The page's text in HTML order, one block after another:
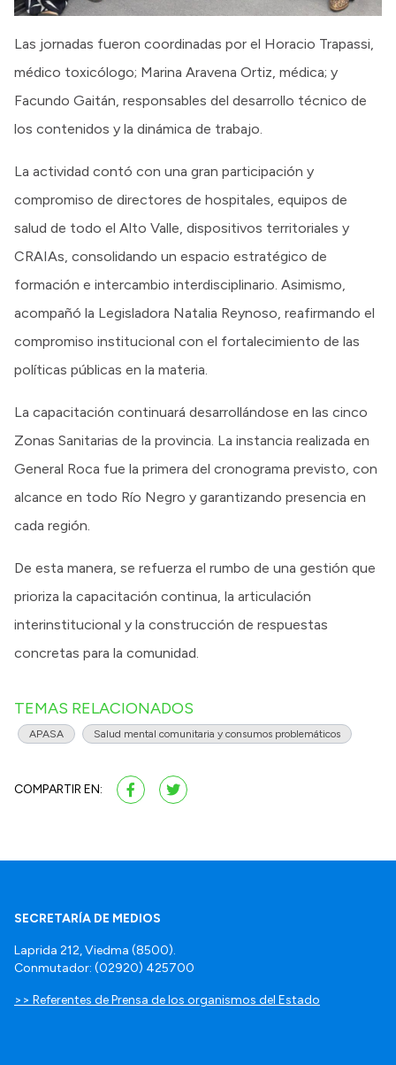
Las jornadas fueron coordinadas por el Horacio Trapassi,
médico toxicólogo; Marina Aravena Ortiz, médica; y
Facundo Gaitán, responsables del desarrollo técnico de
los contenidos y la dinámica de trabajo.
La actividad contó con una gran participación y
compromiso de directores de hospitales, equipos de
salud de todo el Alto Valle, dispositivos territoriales y
CRAIAs, consolidando un espacio estratégico de
formación e intercambio interdisciplinario. Asimismo,
acompañó la Legisladora Natalia Reynoso, reafirmando el
compromiso institucional con el fortalecimiento de las
políticas públicas en la materia.
La capacitación continuará desarrollándose en las cinco
Zonas Sanitarias de la provincia. La instancia realizada en
General Roca fue la primera del cronograma previsto, con
alcance en todo Río Negro y garantizando presencia en
cada región.
De esta manera, se refuerza el rumbo de una gestión que
prioriza la capacitación continua, la articulación
interinstitucional y la construcción de respuestas
concretas para la comunidad.
TEMAS RELACIONADOS
APASA Salud mental comunitaria y consumos problemáticos
COMPARTIR EN:
SECRETARÍA DE MEDIOS
Laprida 212, Viedma (8500).
Conmutador: (02920) 425700
>> Referentes de Prensa de los organismos del Estado